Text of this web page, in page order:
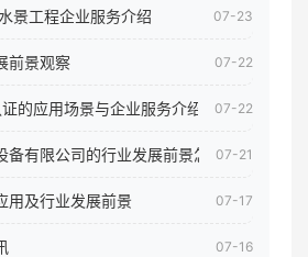
景工程企业服务介绍 07-23
前景观察 07-22
的应用场景与企业服务介绍 07-22
备有限公司的行业发展前景怎样07-21
用及行业发展前景 07-17
07-16